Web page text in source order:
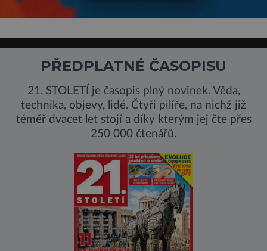
PŘEDPLATNÉ ČASOPISU
21. STOLETÍ je časopis plný novinek. Věda,
technika, objevy, lidé. Čtyři pilíře, na nichž již
téměř dvacet let stojí a díky kterým jej čte přes
250 000 čtenářů.